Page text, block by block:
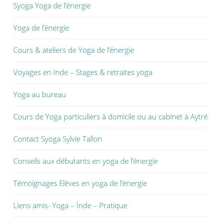
Syoga Yoga de l’énergie
Yoga de l’énergie
Cours & ateliers de Yoga de l’énergie
Voyages en Inde – Stages & retraites yoga
Yoga au bureau
Cours de Yoga particuliers à domicile ou au cabinet à Aytré
Contact Syoga Sylvie Tallon
Conseils aux débutants en yoga de l’énergie
Témoignages Elèves en yoga de l’énergie
Liens amis- Yoga – Inde – Pratique